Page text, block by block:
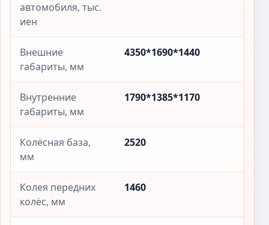
автомобиля, тыс.
иен
Внешние
габариты, мм
4350*1690*1440
Внутренние
габариты, мм
1790*1385*1170
Колёсная база,
мм
2520
Колея передних
колёс, мм
1460